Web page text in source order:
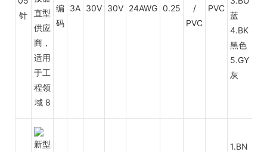
针
编
码
3A 30V 30V 24AWG 0.25
/
PVC
PVC
蓝
4.BK
黑色
5.GY
灰
1.BN